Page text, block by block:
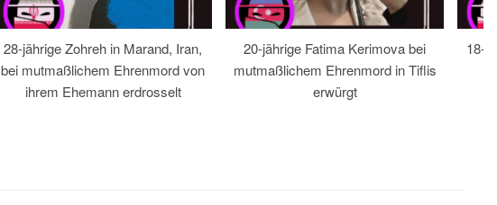
28-jährige Zohreh in Marand, Iran,
bei mutmaßlichem Ehrenmord von
ihrem Ehemann erdrosselt
20-jährige Fatima Kerimova bei
mutmaßlichem Ehrenmord in Tiflis
erwürgt
18-